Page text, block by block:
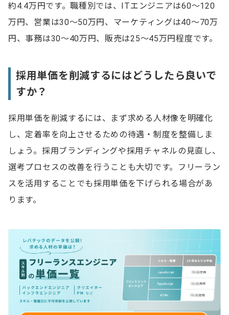
約4.4万円です。職種別では、ITエンジニアは60～120
万円、営業は30～50万円、マーケティングは40～70万
円、事務は30～40万円、販売は25～45万円程度です。
採用単価を削減するにはどうしたら良いで
すか？
採用単価を削減するには、まず求める人材像を明確化
し、定着率を向上させるための待遇・制度を整備しま
しょう。採用ブランディングや採用チャネルの見直し、
選考プロセスの改善を行うことも大切です。フリーラン
スを活用することでも採用単価を下げられる場合があ
ります。